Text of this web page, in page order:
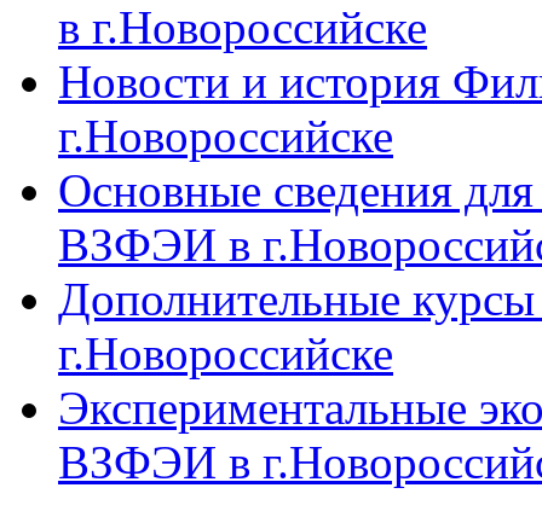
в г.Новороссийске
Новости и история
г.Новороссийске
Основные сведения
ВЗФЭИ в
Дополнительные
г.Новороссийске
Экспериментальные
ВЗФЭИ в